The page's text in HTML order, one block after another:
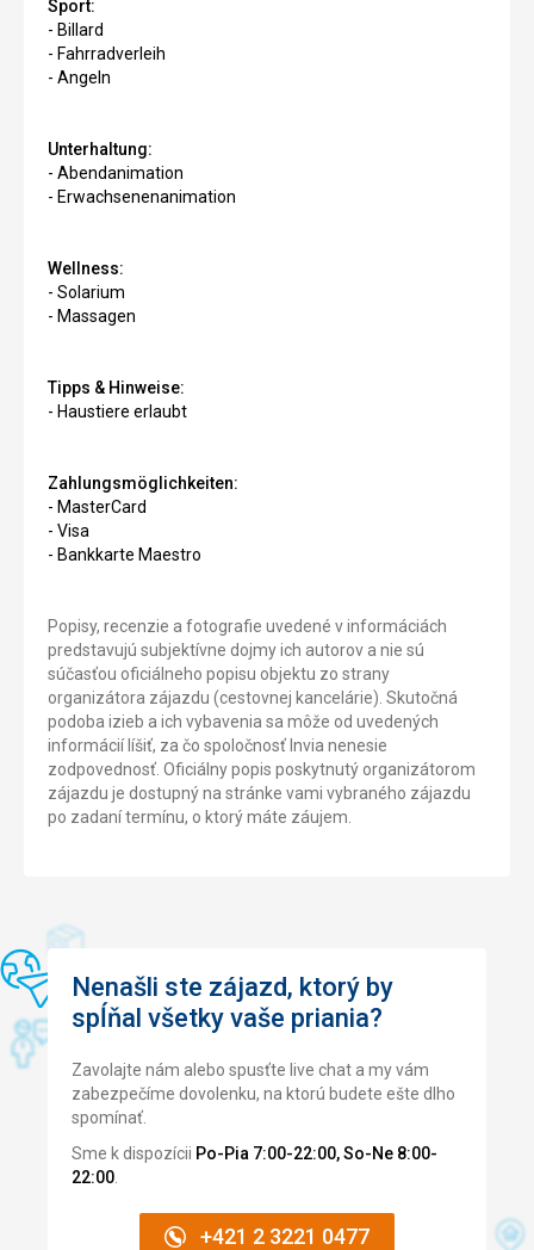
Sport:
- Billard
- Fahrradverleih
- Angeln
Unterhaltung:
- Abendanimation
- Erwachsenenanimation
Wellness:
- Solarium
- Massagen
Tipps & Hinweise:
- Haustiere erlaubt
Zahlungsmöglichkeiten:
- MasterCard
- Visa
- Bankkarte Maestro
Popisy, recenzie a fotografie uvedené v informáciách
predstavujú subjektívne dojmy ich autorov a nie sú
súčasťou oficiálneho popisu objektu zo strany
organizátora zájazdu (cestovnej kancelárie). Skutočná
podoba izieb a ich vybavenia sa môže od uvedených
informácií líšiť, za čo spoločnosť Invia nenesie
zodpovednosť. Oficiálny popis poskytnutý organizátorom
zájazdu je dostupný na stránke vami vybraného zájazdu
po zadaní termínu, o ktorý máte záujem.
Nenašli ste zájazd, ktorý by
spĺňal všetky vaše priania?
Zavolajte nám alebo spusťte live chat a my vám
zabezpečíme dovolenku, na ktorú budete ešte dlho
spomínať.
Sme k dispozícii Po-Pia 7:00-22:00, So-Ne 8:00-
22:00
+421 2 3221 0477